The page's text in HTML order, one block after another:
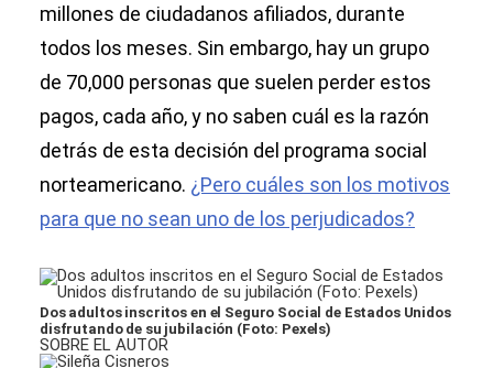
millones de ciudadanos afiliados, durante
todos los meses. Sin embargo, hay un grupo
de 70,000 personas que suelen perder estos
pagos, cada año, y no saben cuál es la razón
detrás de esta decisión del programa social
norteamericano. ¿Pero cuáles son los motivos
para que no sean uno de los perjudicados?
Dos adultos inscritos en el Seguro Social de Estados Unidos
disfrutando de su jubilación (Foto: Pexels)
SOBRE EL AUTOR